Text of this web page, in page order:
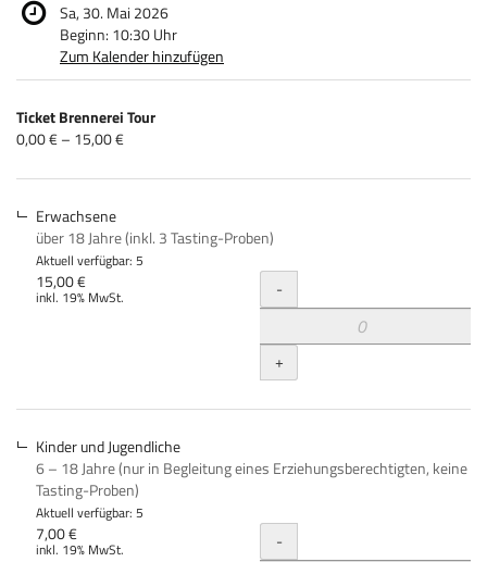
Sa, 30. Mai 2026
Beginn: 10:30Uhr
Zum Kalender hinzufügen
Produkte
Unkategorisierte
Produkte
Ticket Brennerei Tour
von
bis
0,00 € – 15,00 €
Erwachsene
über 18 Jahre (inkl. 3 Tasting-Proben)
Aktuell verfügbar: 5
15,00 €
inkl. 19% MwSt. Menge
-
+
Kinder und Jugendliche
6 – 18 Jahre (nur in Begleitung eines Erziehungsberechtigten, keine
Tasting-Proben)
Aktuell verfügbar: 5
7,00 €
inkl. 19% MwSt. Menge
-